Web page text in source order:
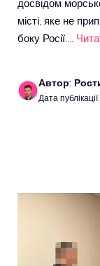
досвідом
місті, яке не
боку Росії.…
Автор:
Дата